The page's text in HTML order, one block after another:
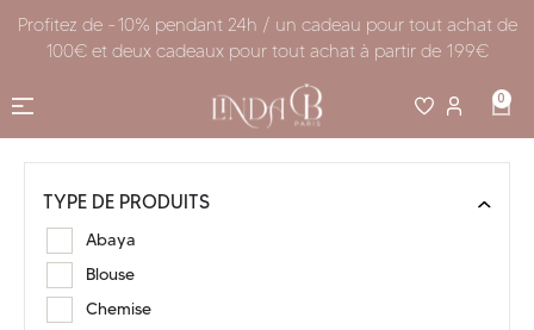
Profitez de -10% pendant 24h / un cadeau pour tout achat de
100€ et deux cadeaux pour tout achat à partir de 199€
0
TYPE DE PRODUITS
Abaya
Blouse
Chemise